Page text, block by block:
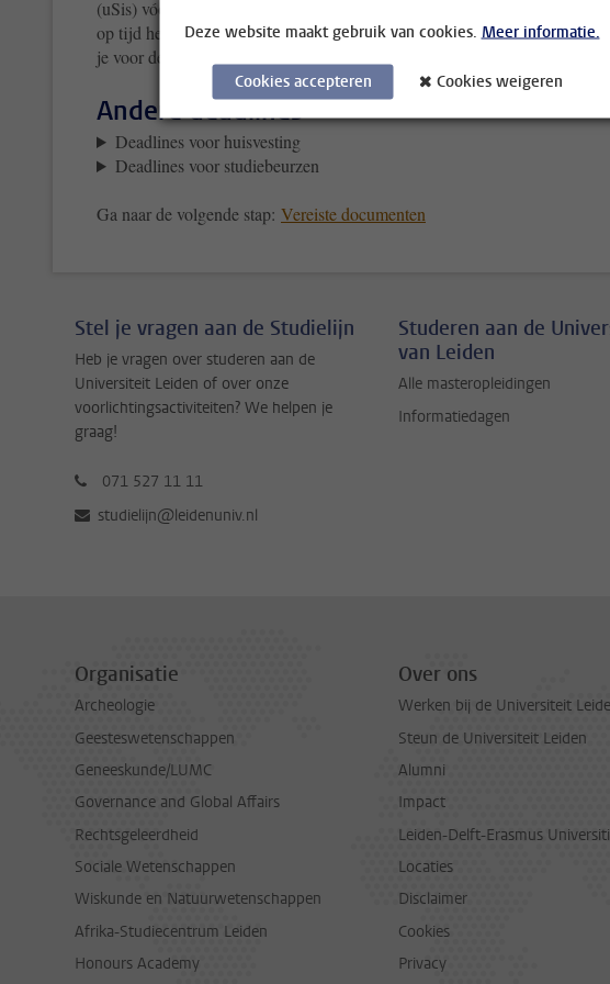
(uSis) vóór de hierboven genoemde deadlines. Wacht dus niet te lang; als
op tijd hebt geregistreerd in Studielink en je uSis-account niet hebt
je voor de deadline aan te melden, loop je de kans mis!
Andere deadlines
Deadlines voor huisvesting
Deadlines voor studiebeurzen
Ga naar de volgende stap: Vereiste documenten
Stel je vragen aan de Studielijn
Heb je vragen over studeren aan de
Universiteit Leiden of over onze
voorlichtingsactiviteiten? We helpen je
graag!
071 527 11 11
studielijn@leidenuniv.nl
Studeren aan de
van Leiden
Alle masteropleidingen
Informatiedagen
Organisatie
Archeologie
Geesteswetenschappen
Geneeskunde/LUMC
Governance and Global Affairs
Rechtsgeleerdheid
Sociale Wetenschappen
Wiskunde en Natuurwetenschappen
Afrika-Studiecentrum Leiden
Honours Academy
Over ons
Werken bij de Universiteit
Steun de Universiteit Leiden
Alumni
Impact
Leiden-Delft-Erasmus
Locaties
Disclaimer
Cookies
Privacy
Deze website maakt gebruik van cookies. Meer informatie.
Cookies accepteren Cookies weigeren